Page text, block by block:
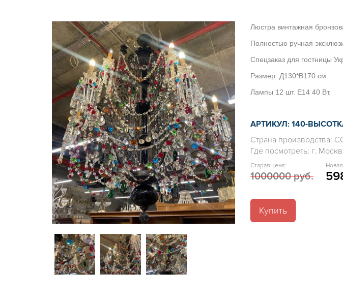
Люстра винтажная
Полностью ручная
Спецзаказ для гостницы
Размер: Д130*В170 см.
Лампы 12 шт. Е14 40 Вт.
АРТИКУЛ: 140-
Страна производства:
Где посмотреть: г.
Старая цена:
1000000 руб.
Купить